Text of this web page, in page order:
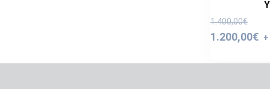
1.400,00€
1.200,00€